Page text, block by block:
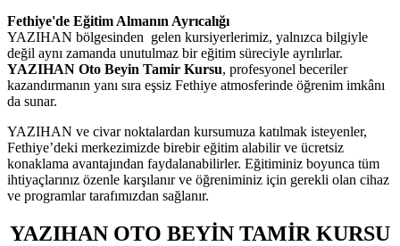
Fethiye'de Eğitim Almanın Ayrıcalığı
YAZIHAN bölgesinden gelen kursiyerlerimiz, yalnızca bilgiyle
değil aynı zamanda unutulmaz bir eğitim süreciyle ayrılırlar.
YAZIHAN Oto Beyin Tamir Kursu, profesyonel beceriler
kazandırmanın yanı sıra eşsiz Fethiye atmosferinde öğrenim imkânı
da sunar.
YAZIHAN ve civar noktalardan kursumuza katılmak isteyenler,
Fethiye’deki merkezimizde birebir eğitim alabilir ve ücretsiz
konaklama avantajından faydalanabilirler. Eğitiminiz boyunca tüm
ihtiyaçlarınız özenle karşılanır ve öğreniminiz için gerekli olan cihaz
ve programlar tarafımızdan sağlanır.
YAZIHAN OTO BEYİN TAMİR KURSU